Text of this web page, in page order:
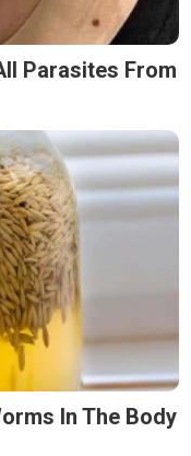
Parasites From
In The Body